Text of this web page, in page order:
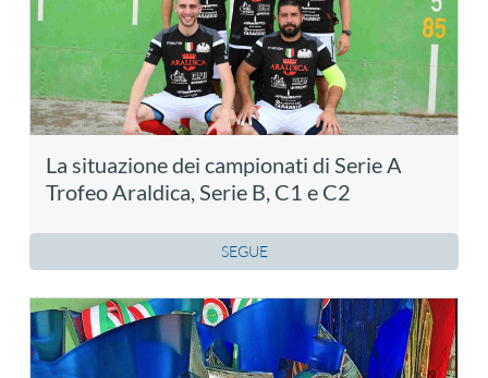
La situazione dei campionati di Serie A
Trofeo Araldica, Serie B, C1 e C2
SEGUE